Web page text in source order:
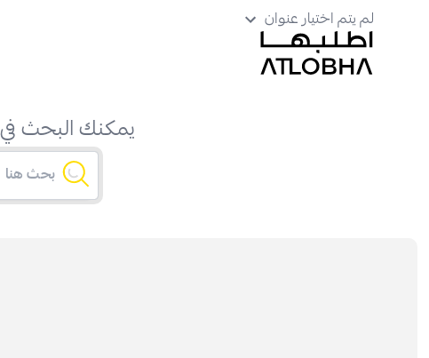
لم يتم اختيار عنوان
يمكنك البحث في